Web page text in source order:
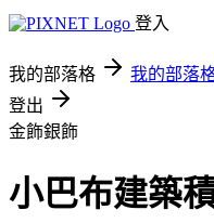
登入
我的部落格 我的部落
登出
金飾銀飾
小巴布建築